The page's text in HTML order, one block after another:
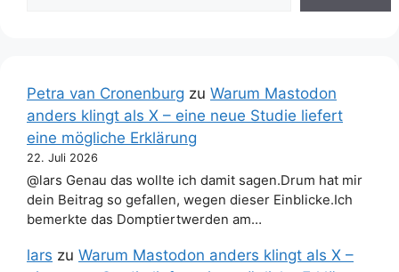
Petra van Cronenburg zu Warum Mastodon
anders klingt als X – eine neue Studie liefert
eine mögliche Erklärung
22. Juli 2026
@lars Genau das wollte ich damit sagen.Drum hat mir
dein Beitrag so gefallen, wegen dieser Einblicke.Ich
bemerkte das Domptiertwerden am…
lars zu Warum Mastodon anders klingt als X –